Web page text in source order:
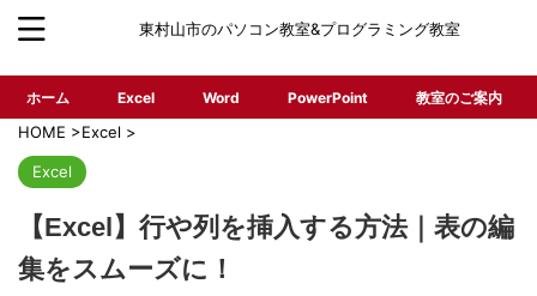
東村山市のパソコン教室&プログラミング教室
ホーム Excel Word PowerPoint 教室のご案内
HOME >Excel >
Excel
【Excel】行や列を挿入する方法｜表の編
集をスムーズに！